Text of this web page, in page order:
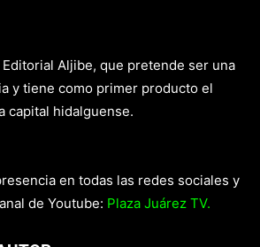
Aljibe, que pretende ser una
y tiene como primer producto el
capital hidalguense.
en todas las redes sociales y
de Youtube: Plaza Juárez TV.